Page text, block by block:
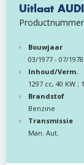
Uitlaat
Bouwjaar
03/1977 - 07/1978
Inhoud/Verm.
1297 cc, 40 KW ;
Brandstof
Benzine
Transmissie
Man. Aut.